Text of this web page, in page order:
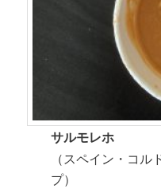
サルモレホ
（スペイン・コ
プ）